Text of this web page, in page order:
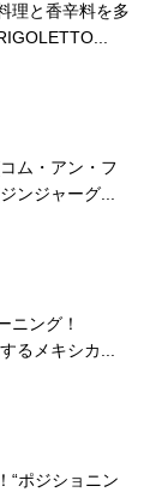
理と香辛料を多
ム・アン・フ
ンジャーグ...
ニング！
るメキシカ...
“ポジショニン